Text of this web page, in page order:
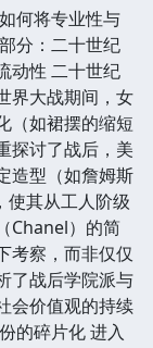
何将专业性与
分：二十世纪
动性 二十世纪
界大战期间，女
（如裙摆的缩短
探讨了战后，美
造型（如詹姆斯
使其从工人阶级
Chanel）的简
考察，而非仅仅
了战后学院派与
会价值观的持续
的碎片化 进入